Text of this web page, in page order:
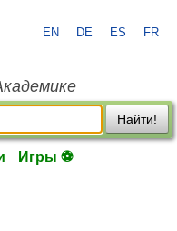
EN DE ES FR
Найти!
Игры ⚽